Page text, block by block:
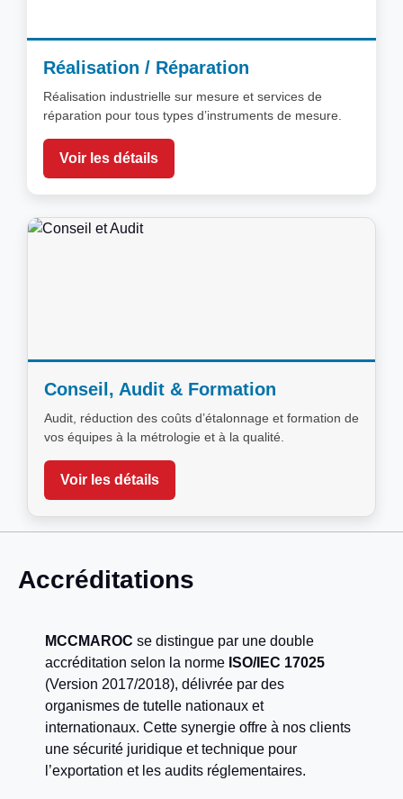
Réalisation / Réparation
Réalisation industrielle sur mesure et services de
réparation pour tous types d’instruments de mesure.
Voir les détails
Conseil, Audit & Formation
Audit, réduction des coûts d’étalonnage et formation de
vos équipes à la métrologie et à la qualité.
Voir les détails
Accréditations
MCCMAROC se distingue par une double
accréditation selon la norme ISO/IEC 17025
(Version 2017/2018), délivrée par des
organismes de tutelle nationaux et
internationaux. Cette synergie offre à nos clients
une sécurité juridique et technique pour
l’exportation et les audits réglementaires.